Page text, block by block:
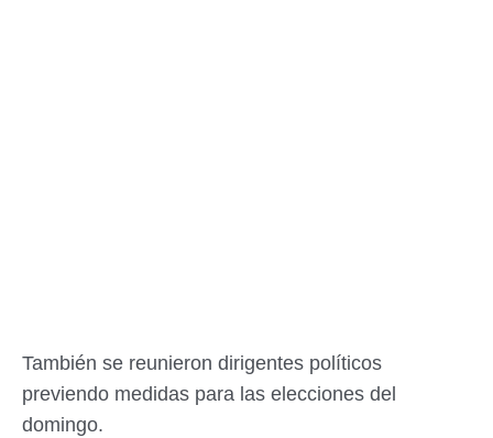
También se reunieron dirigentes políticos
previendo medidas para las elecciones del
domingo.